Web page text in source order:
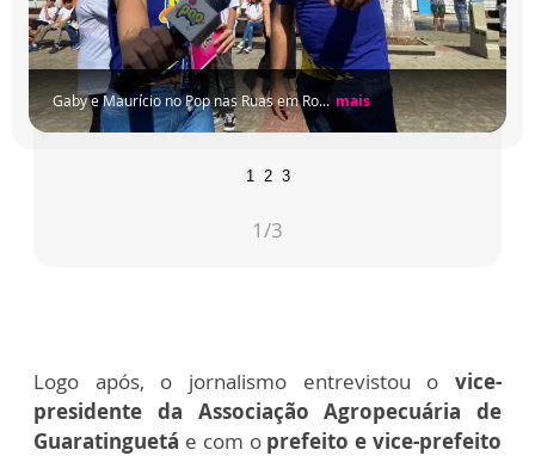
Gaby e Maurício no Pop nas Ruas em Ro... mais
1 2 3
1/3
Logo após, o jornalismo entrevistou o vice-
presidente da Associação Agropecuária de
Guaratinguetá e com oprefeito e vice-prefeito